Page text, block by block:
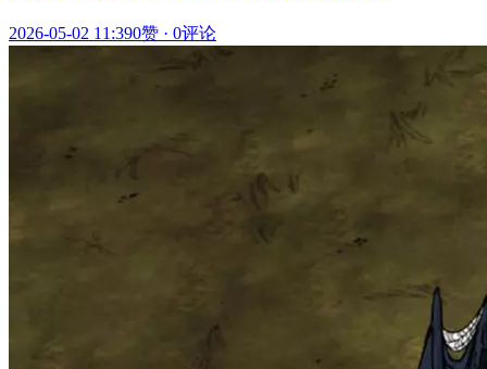
2026-05-02 11:390赞 · 0评论